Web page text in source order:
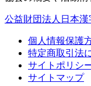
公益財団法人日本
個人情報保護
特定商取引法
サイトポリシ
サイトマップ